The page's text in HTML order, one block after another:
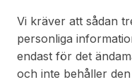
Vi kräver att sådan
personliga
endast för det
och inte behåller